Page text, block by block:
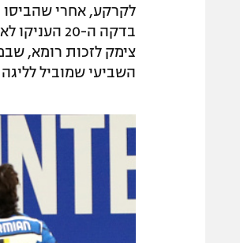
צימק לזכות רומא,
השביעי שמוביל לליגה